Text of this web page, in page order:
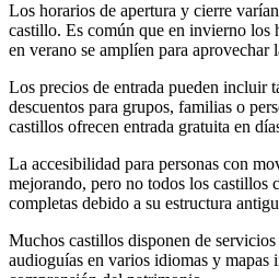
Los horarios de apertura y cierre
castillo. Es común que en invierno los
en verano se amplíen para aprovechar
Los precios de entrada pueden incluir
descuentos para grupos, familias o
castillos ofrecen entrada gratuita en
La accesibilidad para personas con
mejorando, pero no todos los castillos
completas debido a su estructura
Muchos castillos disponen de
audioguías en varios idiomas y